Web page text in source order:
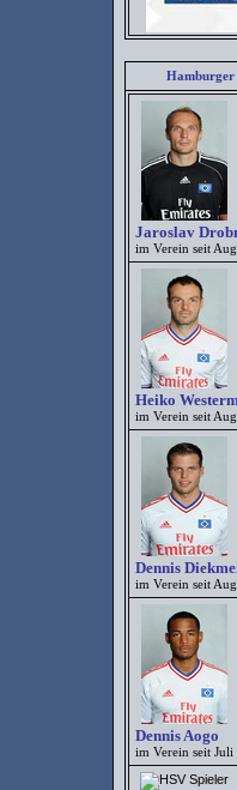
Jaroslav
im Verein seit
Heiko
im Verein seit
Dennis
im Verein seit
Dennis Aogo
im Verein seit Juli